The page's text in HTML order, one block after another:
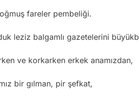
fareler pembeliği.
leziz balgamlı gazetelerini
ve korkarken erkek anamızdan,
bir gılman, pir şefkat,